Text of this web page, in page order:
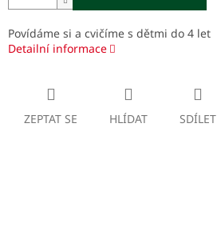
Povídáme si a cvičíme s dětmi do 4 let
Detailní informace
ZEPTAT SE HLÍDAT SDÍLET